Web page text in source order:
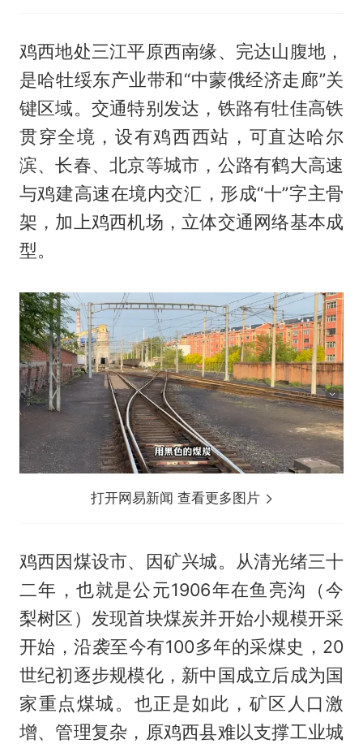
鸡西地处三江平原西南缘、完达山腹地，
是哈牡绥东产业带和“中蒙俄经济走廊”关
键区域。交通特别发达，铁路有牡佳高铁
贯穿全境，设有鸡西西站，可直达哈尔
滨、长春、北京等城市，公路有鹤大高速
与鸡建高速在境内交汇，形成“十”字主骨
架，加上鸡西机场，立体交通网络基本成
型。
打开网易新闻 查看更多图片
鸡西因煤设市、因矿兴城。从清光绪三十
二年，也就是公元1906年在鱼亮沟（今
梨树区）发现首块煤炭并开始小规模开采
开始，沿袭至今有100多年的采煤史，20
世纪初逐步规模化，新中国成立后成为国
家重点煤城。也正是如此，矿区人口激
增、管理复杂，原鸡西县难以支撑工业城